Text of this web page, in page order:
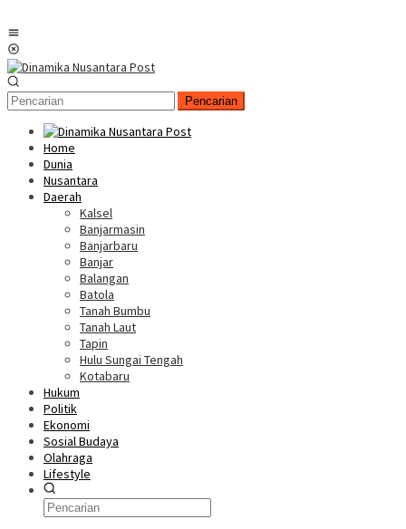
Pencarian
Home
Dunia
Nusantara
Daerah
Kalsel
Banjarmasin
Banjarbaru
Banjar
Balangan
Batola
Tanah Bumbu
Tanah Laut
Tapin
Hulu Sungai Tengah
Kotabaru
Hukum
Politik
Ekonomi
Sosial Budaya
Olahraga
Lifestyle